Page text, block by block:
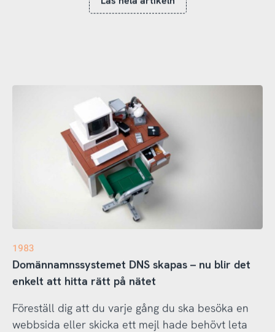
1983
Domännamnssystemet DNS skapas – nu blir det
enkelt att hitta rätt på nätet
Föreställ dig att du varje gång du ska besöka en
webbsida eller skicka ett mejl hade behövt leta